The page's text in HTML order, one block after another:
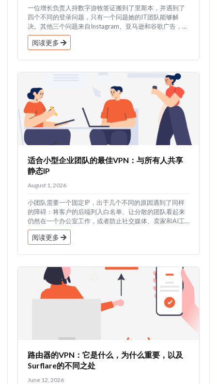
一位增长负责人持数字游牧签证搬到了里斯本，并遇到了
四个不同的登录问题，只有一个问题她的IT团队能够解
决。其他三个问题来自Instagram、亚马逊和谷歌广告，
它...
阅读更多
适合小型企业团队的最佳VPN：与所有人共享
静态IP
August 1, 2026
小团队需要一个固定IP，出于几个不同的原因遇到了同样
的障碍：将客户的后端列入白名单、让分散的团队看起来
仍然在一个办公室工作，或者防止社交媒体、卖家和AI工
具账户...
阅读更多
路由器的VPN：它是什么，为什么重要，以及
Surflare的不同之处
June 12, 2026